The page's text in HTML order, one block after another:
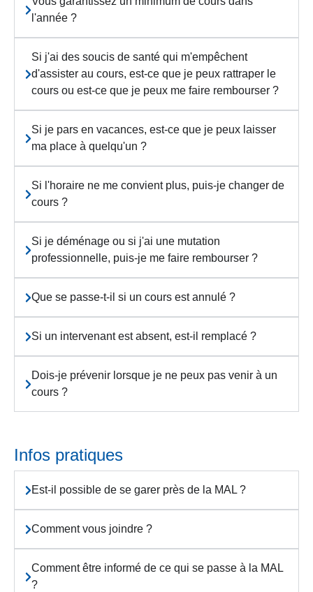
l'année ?
Si j'ai des soucis de santé qui m'empêchent
d'assister au cours, est-ce que je peux rattraper le
cours ou est-ce que je peux me faire rembourser ?
Si je pars en vacances, est-ce que je peux laisser
ma place à quelqu'un ?
Si l'horaire ne me convient plus, puis-je changer de
cours ?
Si je déménage ou si j'ai une mutation
professionnelle, puis-je me faire rembourser ?
Que se passe-t-il si un cours est annulé ?
Si un intervenant est absent, est-il remplacé ?
Dois-je prévenir lorsque je ne peux pas venir à un
cours ?
Infos pratiques
Est-il possible de se garer près de la MAL ?
Comment vous joindre ?
Comment être informé de ce qui se passe à la MAL
?